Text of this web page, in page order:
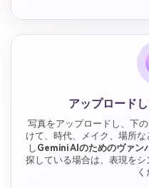
アップロード
写真をアップロードし、下
けて、時代、メイク、場所
し Gemini AIのためのヴァン
探している場合は、表現を
く